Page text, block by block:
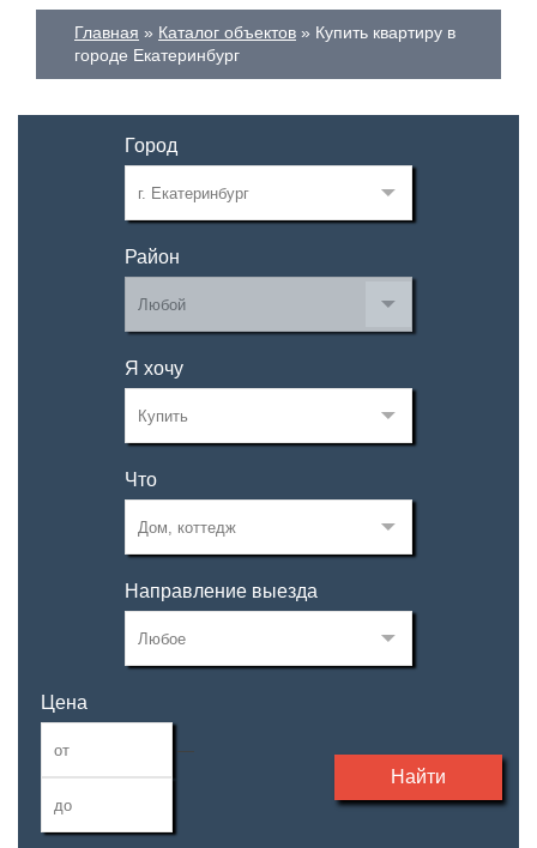
Главная Каталог объектов
Купить квартиру в
городе Екатеринбург
Город
Район
Я хочу
Что
Направление выезда
Цена
—
Найти